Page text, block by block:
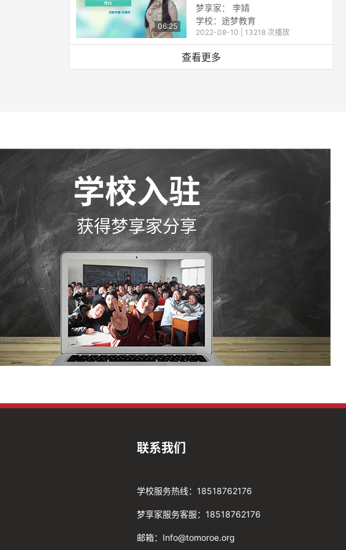
06:25
梦享家： 李婧
学校： 途梦教育
2022-08-10 | 13218 次播放
查看更多
学校入驻
获得梦享家分享
联系我们
学校服务热线：18518762176
梦享家服务客服：18518762176
邮箱：Info@tomoroe.org